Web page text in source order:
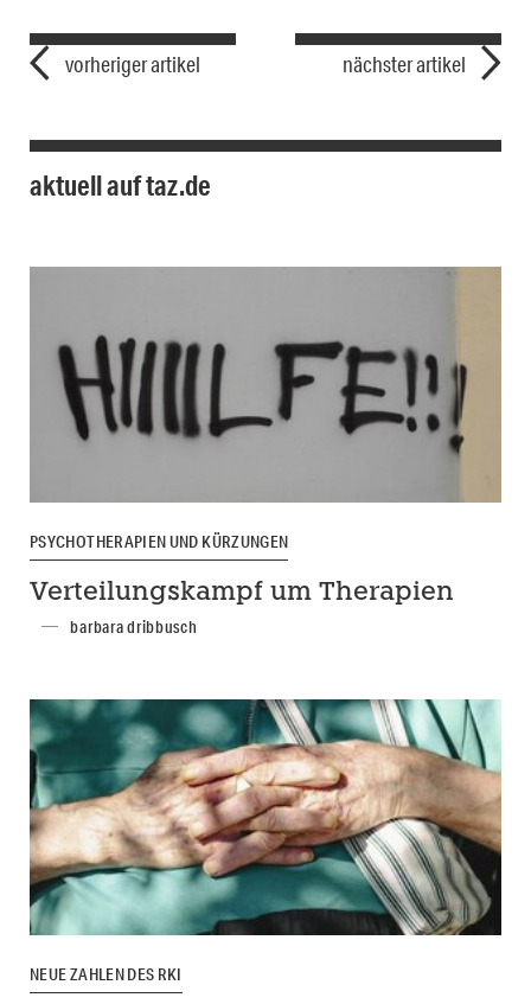
vorheriger artikel nächster artikel
aktuell auf taz.de
PSYCHOTHERAPIEN UND KÜRZUNGEN
Verteilungskampf um Therapien
barbara dribbusch
NEUE ZAHLEN DES RKI